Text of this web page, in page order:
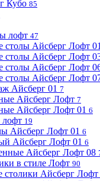
Кубо 85
лофт 47
столы Айсберг Лофт 01
столы Айсберг Лофт
столы Айсберг Лофт
столы Айсберг Лофт
Айсберг 01 7
Айсберг Лофт 7
Айсберг Лофт 01 6
лофт 19
Айсберг Лофт 01 6
Айсберг Лофт 01 6
Айсберг Лофт 08
в стиле Лофт 90
Айсберг Лофт